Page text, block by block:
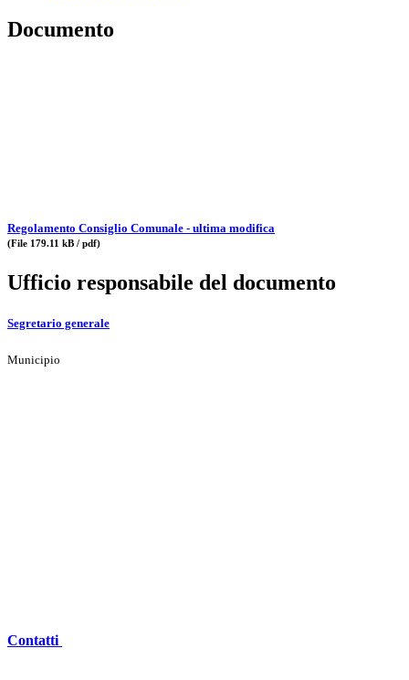
Documento
Regolamento Consiglio Comunale - ultima modifica
(File 179.11 kB / pdf)
Ufficio responsabile del documento
Segretario generale
Municipio
Contatti